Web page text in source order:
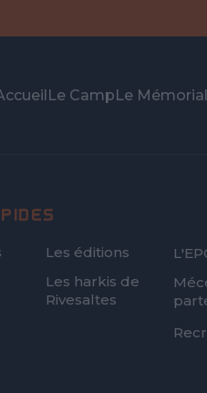
Le CampLe Mémorial
Les éditions
Les harkis de
Rivesaltes